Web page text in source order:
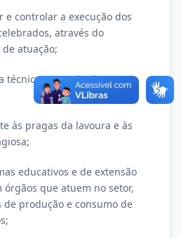
e controlar a execução dos
através do
atuação;
técnica aos agricultores e
às pragas da lavoura e às
educativos e de extensão
que atuem no setor,
produção e consumo de